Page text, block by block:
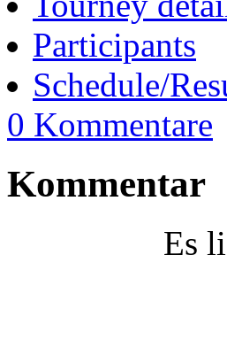
Participants
Schedule/
0 Kommentare
Kommentar
Es